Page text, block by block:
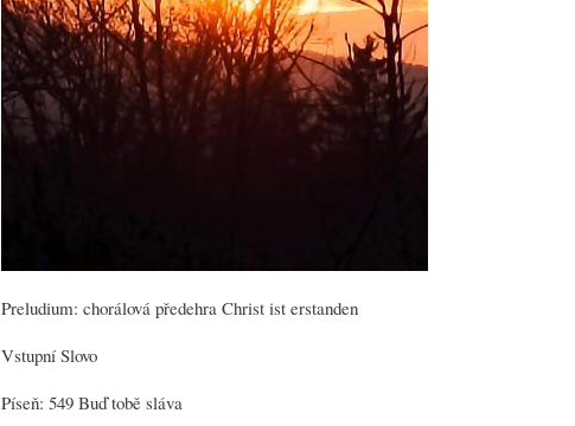
Preludium: chorálová předehra Christ ist erstanden
Vstupní Slovo
Píseň: 549 Buď tobě sláva